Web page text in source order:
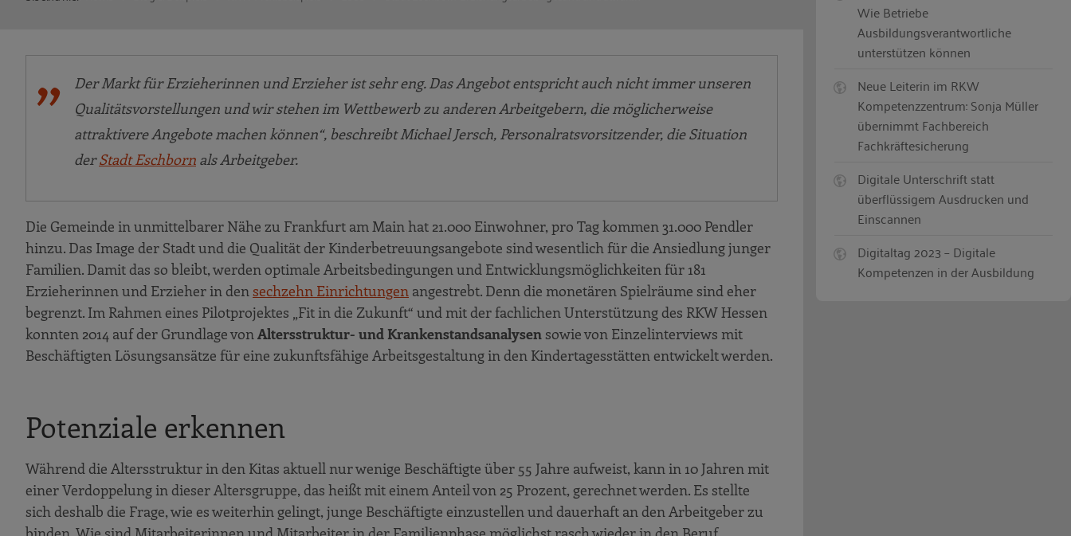
Der Markt für Erzieherinnen und Erzieher ist sehr eng. Das Angebot entspricht auch nicht immer unseren
Qualitätsvorstellungen und wir stehen im Wettbewerb zu anderen Arbeitgebern, die möglicherweise
attraktivere Angebote machen können“, beschreibt Michael Jersch, Personalratsvorsitzender, die Situation
derStadt Eschborn als Arbeitgeber.
Die Gemeinde in unmittelbarer Nähe zu Frankfurt am Main hat 21.000 Einwohner, pro Tag kommen 31.000 Pendler
hinzu. Das Image der Stadt und die Qualität der Kinderbetreuungsangebote sind wesentlich für die Ansiedlung junger
Familien. Damit das so bleibt, werden optimale Arbeitsbedingungen und Entwicklungsmöglichkeiten für 181
Erzieherinnen und Erzieher in densechzehn Einrichtungen angestrebt. Denn die monetären Spielräume sind eher
begrenzt. Im Rahmen eines Pilotprojektes „Fit in die Zukunft“ und mit der fachlichen Unterstützung des RKW Hessen
konnten 2014 auf der Grundlage vonAltersstruktur- und Krankenstandsanalysen sowie von Einzelinterviews mit
Beschäftigten Lösungsansätze für eine zukunftsfähige Arbeitsgestaltung in den Kindertagesstätten entwickelt werden.
Potenziale erkennen
Während die Altersstruktur in den Kitas aktuell nur wenige Beschäftigte über 55 Jahre aufweist, kann in 10 Jahren mit
einer Verdoppelung in dieser Altersgruppe, das heißt mit einem Anteil von 25 Prozent, gerechnet werden. Es stellte
sich deshalb die Frage, wie es weiterhin gelingt, junge Beschäftigte einzustellen und dauerhaft an den Arbeitgeber zu
Wie Betriebe
Ausbildungsverantwortliche
unterstützen können
Neue Leiterin im RKW
Kompetenzzentrum: Sonja Müller
übernimmt Fachbereich
Fachkräftesicherung
Digitale Unterschrift statt
überflüssigem Ausdrucken und
Einscannen
Digitaltag 2023 – Digitale
Kompetenzen in der Ausbildung